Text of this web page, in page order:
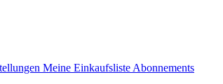
Meine EinkaufslisteAbonnements